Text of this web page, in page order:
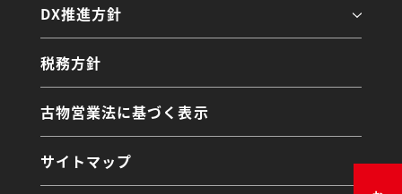
DX推進方針
税務方針
古物営業法に基づく表示
サイトマップ